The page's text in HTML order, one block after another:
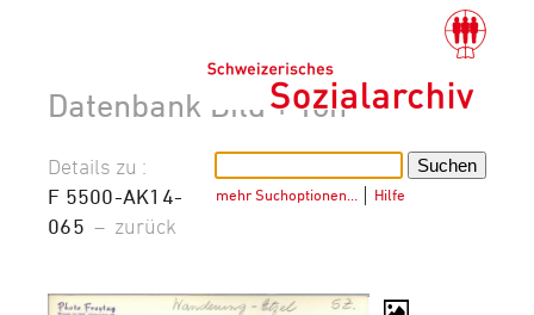
Datenbank Bild + Ton
mehr Suchoptionen… Hilfe
Details zu :
F 5500-AK14-
065 – zurück